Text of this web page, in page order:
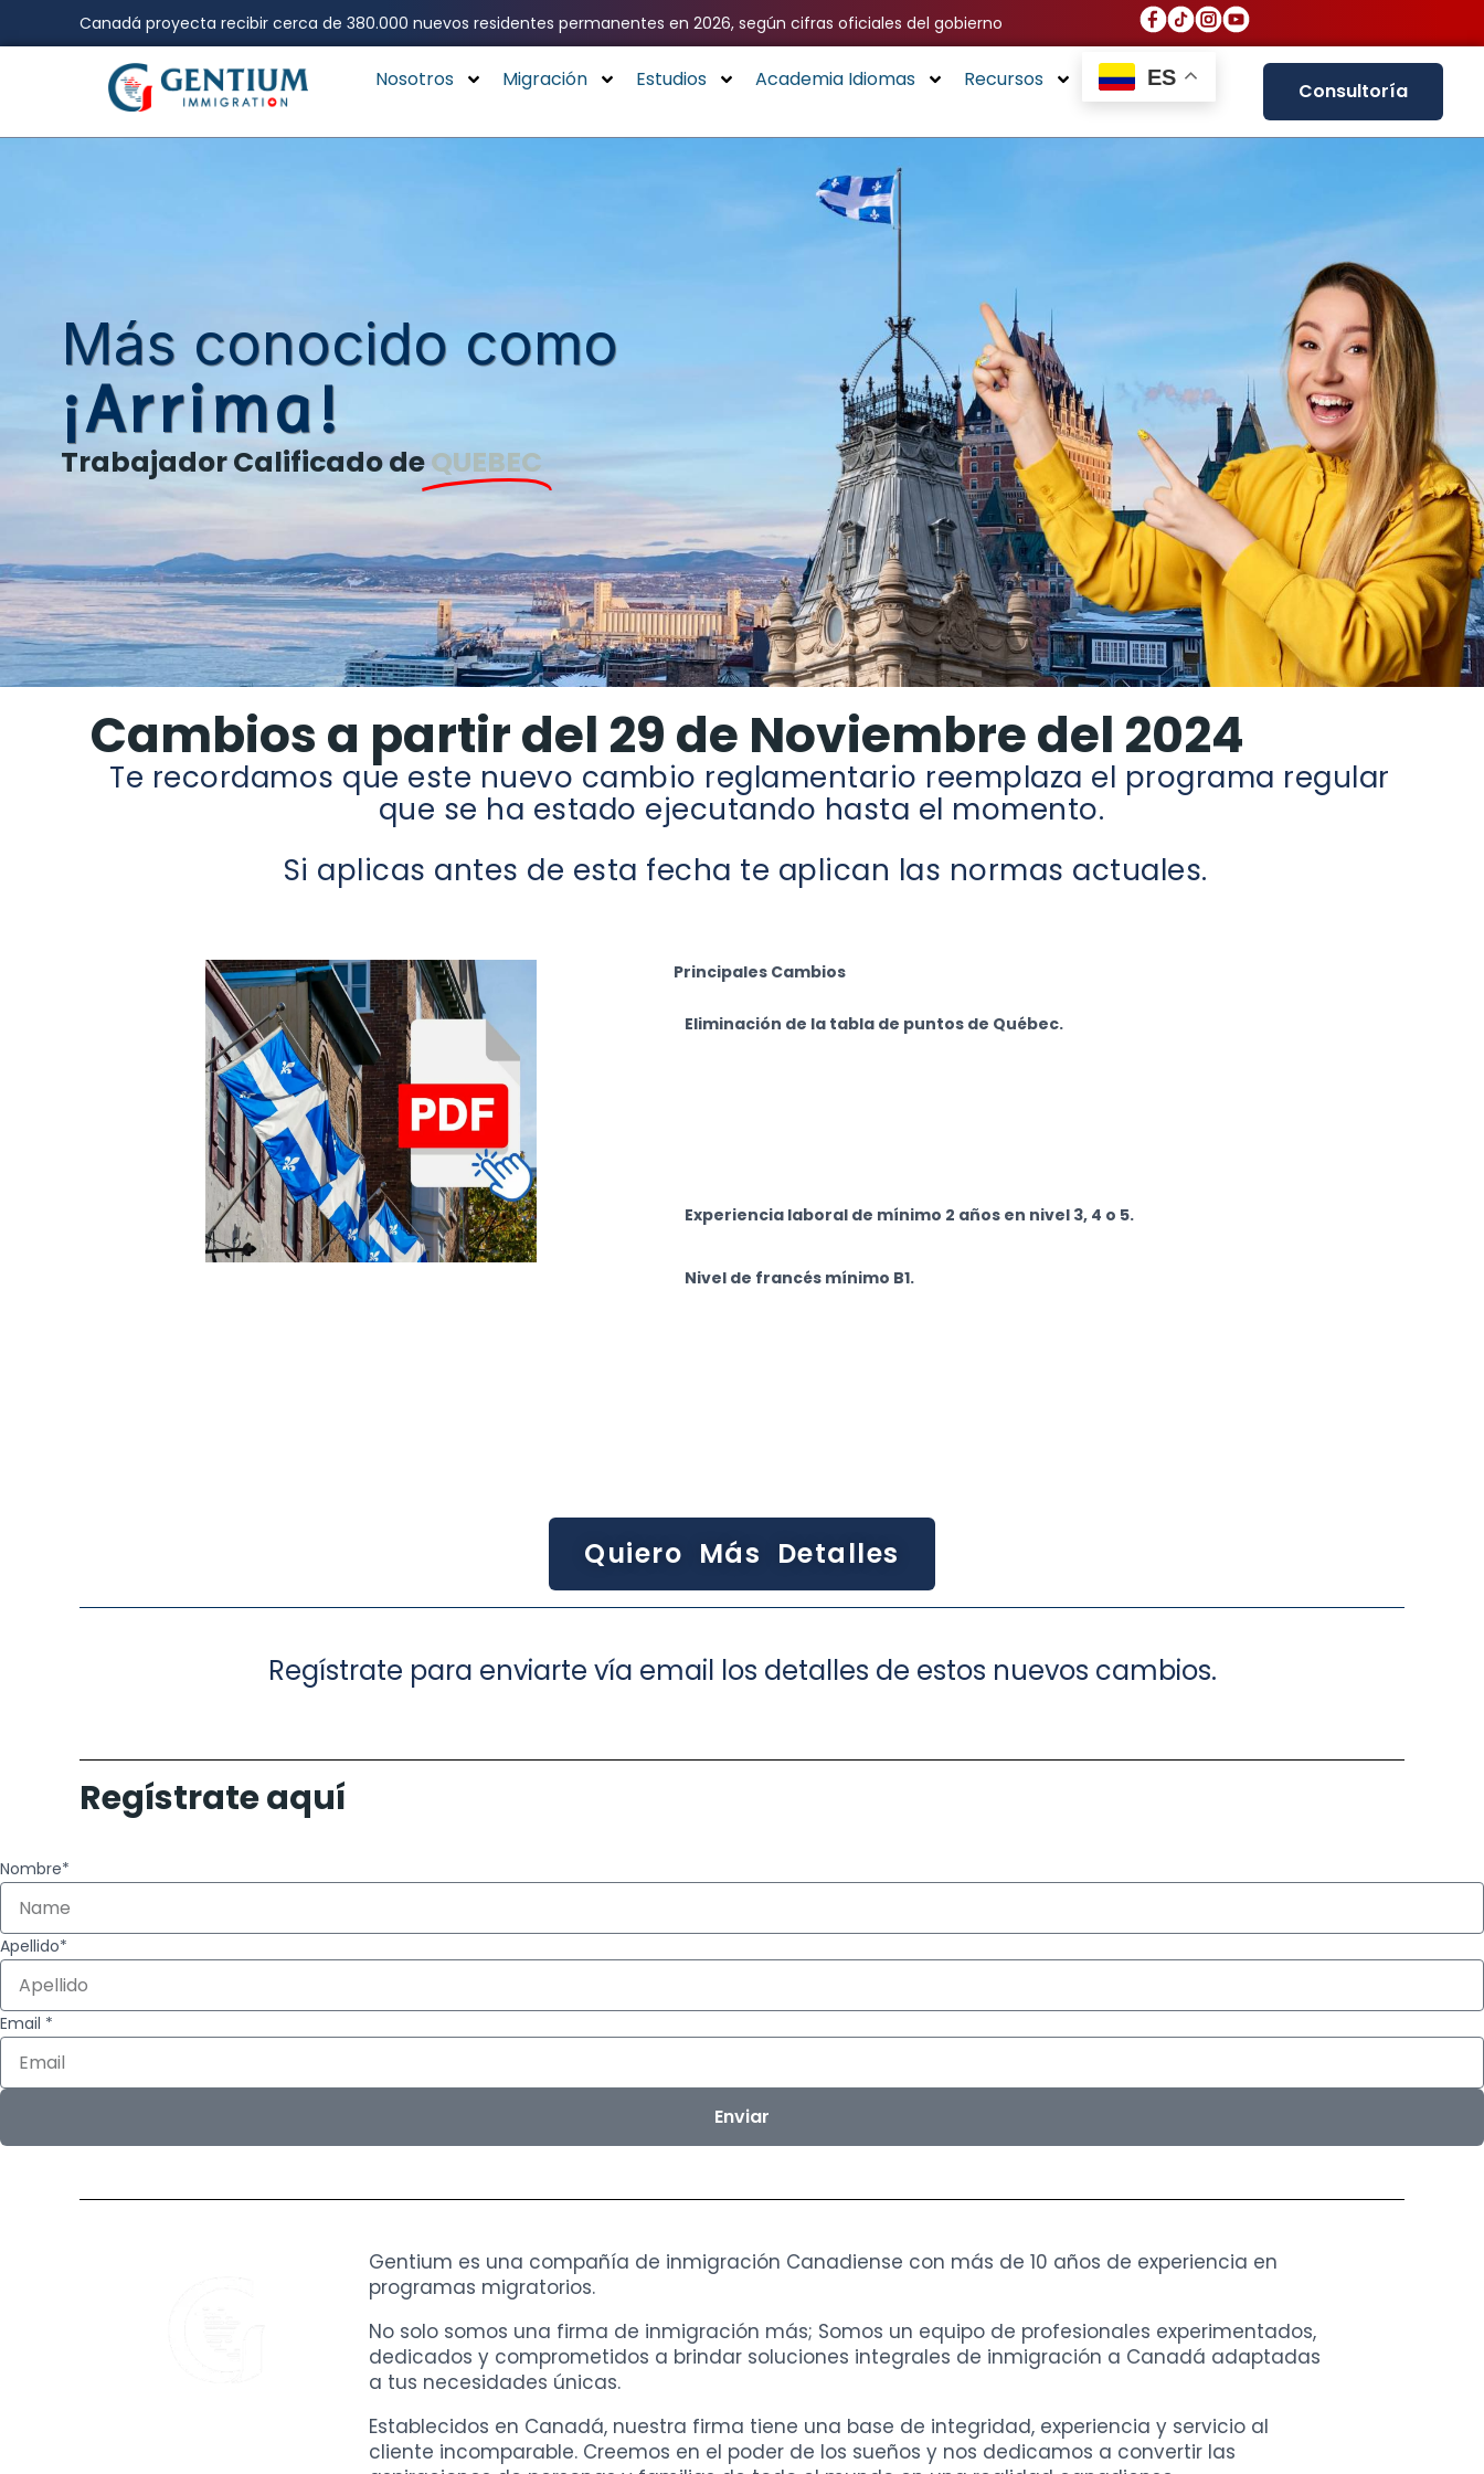
Canadá proyecta recibir cerca de 380.000 nuevos residentes permanentes en 2026, según cifras oficiales del gobierno
Nosotros Migración Estudios Academia Idiomas Recursos ES
Consultoría
Más conocido como
¡Arrima!
Trabajador Calificado deQUEBEC
Cambios a partir del 29 de Noviembre del 2024
Te recordamos que este nuevo cambio reglamentario reemplaza el programa regular
que se ha estado ejecutando hasta el momento.
Si aplicas antes de esta fecha te aplican las normas actuales.
Principales Cambios
Eliminación de la tabla de puntos de Québec.
Experiencia laboral de mínimo 2 años en nivel 3, 4 o 5.
Nivel de francés mínimo B1.
Quiero Más Detalles
Regístrate para enviarte vía email los detalles de estos nuevos cambios.
Regístrate aquí
Nombre*
Apellido*
Email *
Enviar
Gentium es una compañía de inmigración Canadiense con más de 10 años de experiencia en
programas migratorios.
No solo somos una firma de inmigración más; Somos un equipo de profesionales experimentados,
dedicados y comprometidos a brindar soluciones integrales de inmigración a Canadá adaptadas
a tus necesidades únicas.
Establecidos en Canadá, nuestra firma tiene una base de integridad, experiencia y servicio al
cliente incomparable. Creemos en el poder de los sueños y nos dedicamos a convertir las